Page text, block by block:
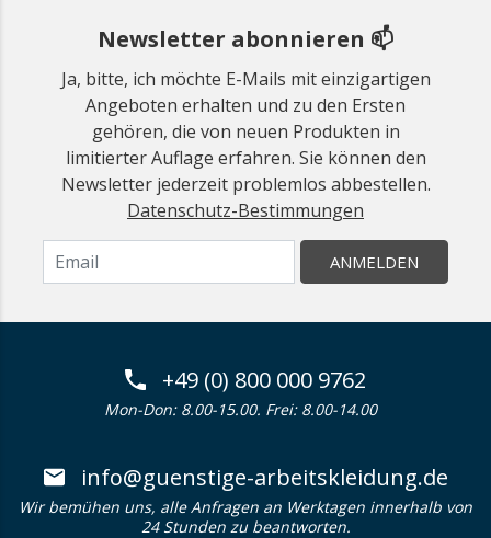
Newsletter abonnieren 📫
Ja, bitte, ich möchte E-Mails mit einzigartigen
Angeboten erhalten und zu den Ersten
gehören, die von neuen Produkten in
limitierter Auflage erfahren. Sie können den
Newsletter jederzeit problemlos abbestellen.
Datenschutz-Bestimmungen
ANMELDEN
+49 (0) 800 000 9762
Mon-Don: 8.00-15.00. Frei: 8.00-14.00
info@guenstige-arbeitskleidung.de
Wir bemühen uns, alle Anfragen an Werktagen innerhalb von
24 Stunden zu beantworten.